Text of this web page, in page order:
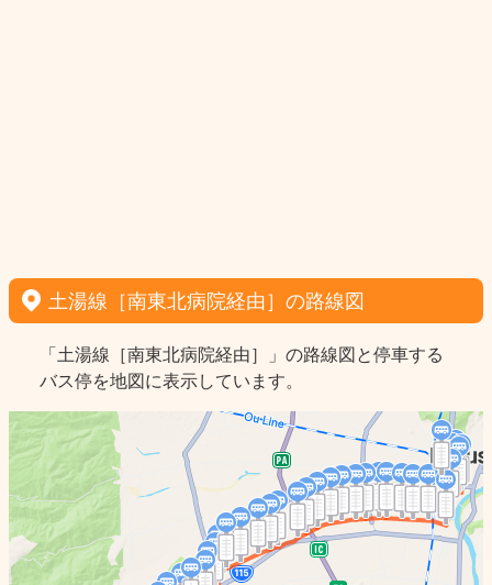
土湯線［南東北病院経由］の路線図
「土湯線［南東北病院経由］」の路線図と停車する
バス停を地図に表示しています。